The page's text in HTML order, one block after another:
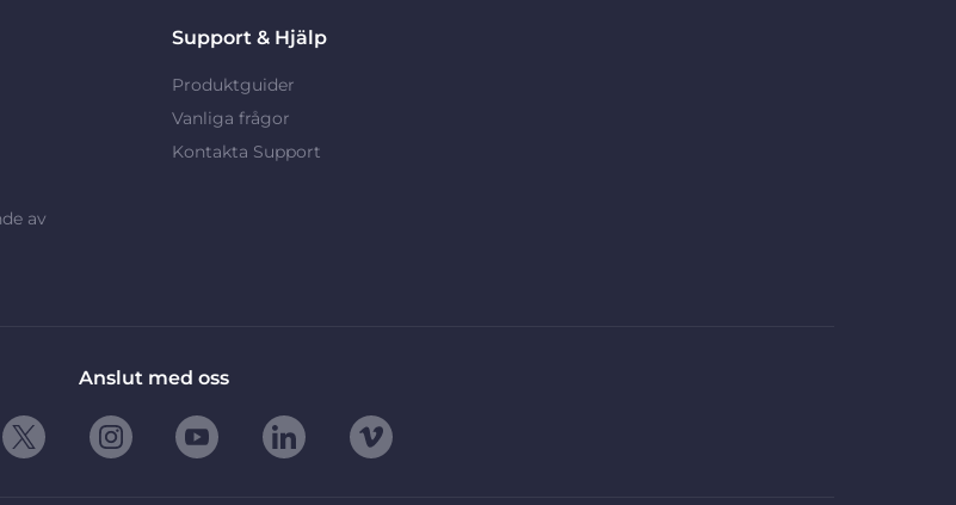
av
Support & Hjälp
Produktguider
Vanliga frågor
Kontakta Support
Anslut med oss